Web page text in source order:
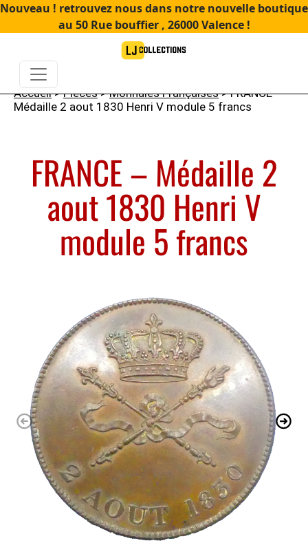
Nouveau ! retrouvez nous dans notre nouvelle boutique
au 50 Rue bouffier , 26000 Valence !
Accueil>Pièces>Monnaies Françaises> FRANCE –
Médaille 2 aout 1830 Henri V module 5 francs
FRANCE – Médaille 2
aout 1830 Henri V
module 5 francs